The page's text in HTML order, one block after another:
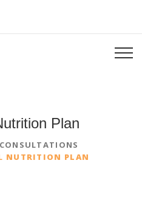
Plan
CONSULTATIONS
NUTRITION PLAN